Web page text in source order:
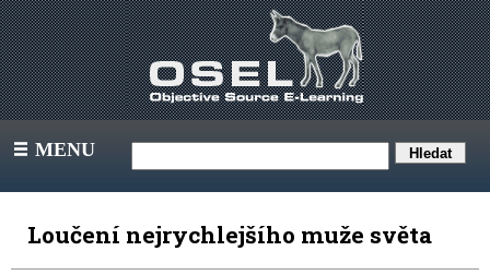
III MENU
Loučení nejrychlejšího muže světa